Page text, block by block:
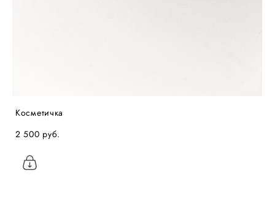
Косметичка
2 500 pуб.